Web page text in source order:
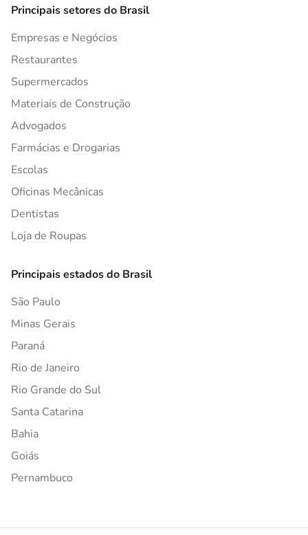
Principais setores do Brasil
Empresas e Negócios
Restaurantes
Supermercados
Materiais de Construção
Advogados
Farmácias e Drogarias
Escolas
Oficinas Mecânicas
Dentistas
Loja de Roupas
Principais estados do Brasil
São Paulo
Minas Gerais
Paraná
Rio de Janeiro
Rio Grande do Sul
Santa Catarina
Bahia
Goiás
Pernambuco